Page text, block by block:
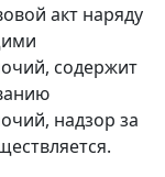
акт наряду
содержит
надзор за